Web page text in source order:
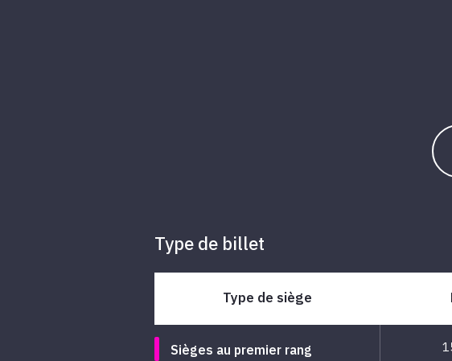
Type de billet
Type de siège
Sièges au premier rang